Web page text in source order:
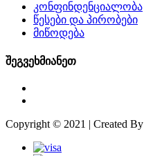
კონფინდენციალობა
წესები და პირობები
მიწოდება
შეგვეხმიანეთ
Copyright © 2021 | Created By